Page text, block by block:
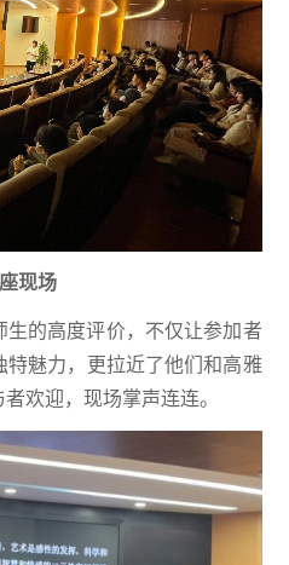
现场
生的高度评价，不仅让参加者
特魅力，更拉近了他们和高雅
欢迎，现场掌声连连。